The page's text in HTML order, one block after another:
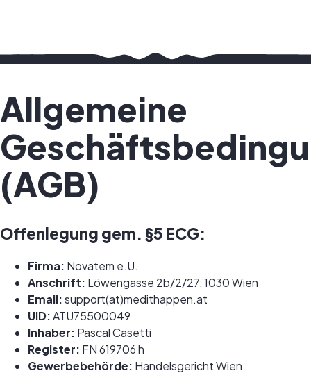
Allgemeine
(AGB)
Offenlegung gem. §5 ECG:
Firma: Novatem e.U.
Anschrift: Löwengasse 2b/2/27, 1030 Wien
Email:support(at)medithappen.at
UID:ATU75500049
Inhaber: Pascal Casetti
Register: FN 619706 h
Gewerbebehörde: Handelsgericht Wien